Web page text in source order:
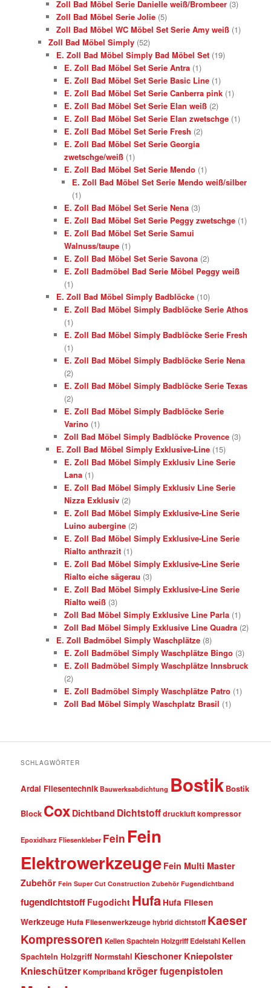
Zoll Bad Möbel Serie Danielle weiß/Brombeer (3)
Zoll Bad Möbel Serie Jolie (5)
Zoll Bad Möbel WC Möbel Set Serie Amy weiß (1)
Zoll Bad Möbel Simply (52)
E. Zoll Bad Möbel Simply Bad Möbel Set (19)
E. Zoll Bad Möbel Set Serie Antra (1)
E. Zoll Bad Möbel Set Serie Basic Line (1)
E. Zoll Bad Möbel Set Serie Canberra pink (1)
E. Zoll Bad Möbel Set Serie Elan weiß (2)
E. Zoll Bad Möbel Set Serie Elan zwetschge (1)
E. Zoll Bad Möbel Set Serie Fresh (2)
E. Zoll Bad Möbel Set Serie Georgia
zwetschge/weiß (1)
E. Zoll Bad Möbel Set Serie Mendo (1)
E. Zoll Bad Möbel Set Serie Mendo weiß/silber
(1)
E. Zoll Bad Möbel Set Serie Nena (3)
E. Zoll Bad Möbel Set Serie Peggy zwetschge (1)
E. Zoll Bad Möbel Set Serie Samui
Walnuss/taupe (1)
E. Zoll Bad Möbel Set Serie Savona (2)
E. Zoll Badmöbel Bad Serie Möbel Peggy weiß
(1)
E. Zoll Bad Möbel Simply Badblöcke (10)
E. Zoll Bad Möbel Simply Badblöcke Serie Athos
(1)
E. Zoll Bad Möbel Simply Badblöcke Serie Fresh
(1)
E. Zoll Bad Möbel Simply Badblöcke Serie Nena
(2)
E. Zoll Bad Möbel Simply Badblöcke Serie Texas
(2)
E. Zoll Bad Möbel Simply Badblöcke Serie
Varino (1)
Zoll Bad Möbel Simply Badblöcke Provence (3)
E. Zoll Bad Möbel Simply Exklusive-Line (15)
E. Zoll Bad Möbel Simply Exklusiv Line Serie
Lana (1)
E. Zoll Bad Möbel Simply Exklusiv Line Serie
Nizza Exklusiv (2)
E. Zoll Bad Möbel Simply Exklusive-Line Serie
Luino aubergine (2)
E. Zoll Bad Möbel Simply Exklusive-Line Serie
Rialto anthrazit (1)
E. Zoll Bad Möbel Simply Exklusive-Line Serie
Rialto eiche sägerau (3)
E. Zoll Bad Möbel Simply Exklusive-Line Serie
Rialto weiß (3)
Zoll Bad Möbel Simply Exklusive Line Parla (1)
Zoll Bad Möbel Simply Exklusive Line Quadra (2)
E. Zoll Badmöbel Simply Waschplätze (8)
E. Zoll Badmöbel Simply Waschplätze Bingo (3)
E. Zoll Badmöbel Simply Waschplätze Innsbruck
(2)
E. Zoll Badmöbel Simply Waschplätze Patro (1)
Zoll Bad Möbel Simply Waschplatz Brasil (1)
SCHLAGWÖRTER
Ardal Fliesentechnik Bauwerksabdichtung Bostik Bostik
Block Cox Dichtband Dichtstoffdruckluft kompressor
Epoxidharz Fliesenkleber Fein Fein
Elektrowerkzeuge Fein Multi Master
Zubehör Fein Super Cut Construction Zubehör Fugendichtband
fugendichtstoff Fugodicht Hufa Hufa Fliesen
WerkzeugeHufa Fliesenwerkzeugehybrid dichtstoff Kaeser
Kompressoren Kellen Spachteln Holzgriff Edelstahl Kellen
Spachteln Holzgriff Normstahl Kieschoner Kniepolster
KnieschützerKompriband kröger fugenpistolen